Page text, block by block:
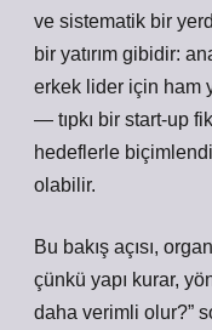
ve sistematik bir
bir yatırım gibidir:
erkek lider için ham
— tıpkı bir start-up
hedeflerle
olabilir.
Bu bakış açısı,
çünkü yapı kurar,
daha verimli olur?”